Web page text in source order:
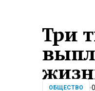
Три
ОБЩЕСТВО